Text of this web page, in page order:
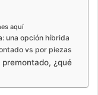
aquí
una opción híbrida
vs por piezas
¿qué